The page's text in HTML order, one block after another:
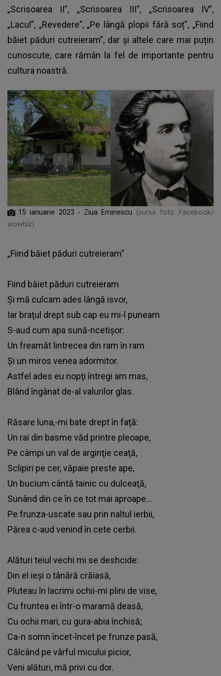
„Scrisoarea II”, „Scrisoarea III”, „Scrisoarea IV”,
„Lacul”, „Revedere”, „Pe lângă plopii fără soț”, „Fiind
băiet păduri cutreieram”, dar și altele care mai puțin
cunoscute, care rămân la fel de importante pentru
cultura noastră.
15 ianuarie 2023 - Ziua Eminescu
(sursa foto: Facebook/
wowbiz)
„Fiind băiet păduri cutreieram”
Fiind băiet păduri cutreieram
Şi mă culcam ades lângă isvor,
Iar braţul drept sub cap eu mi-l puneam
S-aud cum apa sună-ncetişor:
Un freamăt lintrecea din ram în ram
Şi un miros venea adormitor.
Astfel ades eu nopţi întregi am mas,
Blând îngânat de-al valurilor glas.
Răsare luna,-mi bate drept în faţă:
Un rai din basme văd printre pleoape,
Pe câmpi un val de arginţie ceaţă,
Sclipiri pe cer, văpaie preste ape,
Un bucium cântă tainic cu dulceaţă,
Sunând din ce în ce tot mai aproape...
Pe frunza-uscate sau prin naltul ierbii,
Părea c-aud venind în cete cerbii.
Alături teiul vechi mi se deshcide:
Din el ieşi o tânără crăiasă,
Pluteau în lacrimi ochii-mi plini de vise,
Cu fruntea ei într-o maramă deasă,
Cu ochii mari, cu gura-abia închisă;
Ca-n somn încet-încet pe frunze pasă,
Călcând pe vârful micului picior,
Veni alături, mă privi cu dor.